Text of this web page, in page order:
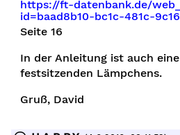
https://ft-datenbank.de/
id=baad8b10-bc1c-481c-
Seite 16
In der Anleitung ist auch
festsitzenden Lämpchens.
Gruß, David